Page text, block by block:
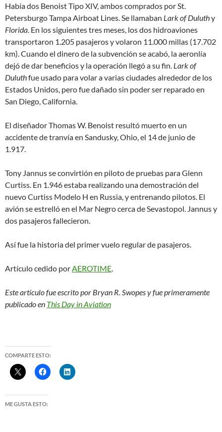
Había dos Benoist Tipo XIV, ambos comprados por St.
Petersburgo Tampa Airboat Lines. Se llamaban Lark of Duluthy
Florida. En los siguientes tres meses, los dos hidroaviones
transportaron 1.205 pasajeros y volaron 11.000 millas (17.702
km). Cuando el dinero de la subvención se acabó, la aeronlía
dejó de dar beneficios y la operación llegó a su fin. Lark of
Duluthfue usado para volar a varias ciudades alrededor de los
Estados Unidos, pero fue dañado sin poder ser reparado en
San Diego, California.
El diseñador Thomas W. Benoist resultó muerto en un
accidente de tranvía en Sandusky, Ohio, el 14 de junio de
1.917.
Tony Jannus se convirtión en piloto de pruebas para Glenn
Curtiss. En 1.946 estaba realizando una demostración del
nuevo Curtiss Modelo H en Russia, y entrenando pilotos. El
avión se estrelló en el Mar Negro cerca de Sevastopol. Jannus y
dos pasajeros fallecieron.
Así fue la historia del primer vuelo regular de pasajeros.
Artículo cedido porAEROTIME.
Este artículo fue escrito por Bryan R. Swopes y fue primeramente
publicado en This Day in Aviation
COMPARTE ESTO:
ME GUSTA ESTO: